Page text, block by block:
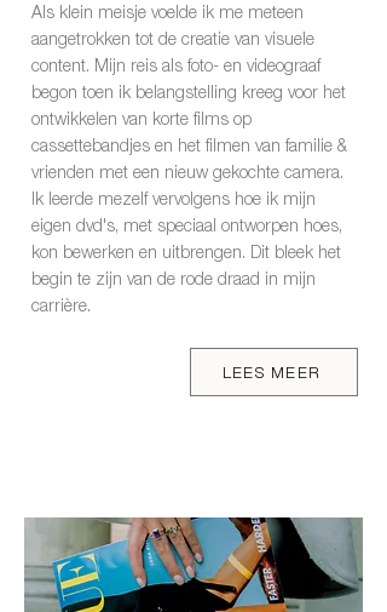
Als klein meisje voelde ik me meteen
aangetrokken tot de creatie van visuele
content. Mijn reis als foto- en videograaf
begon toen ik belangstelling kreeg voor het
ontwikkelen van korte films op
cassettebandjes en het filmen van familie &
vrienden met een nieuw gekochte camera.
Ik leerde mezelf vervolgens hoe ik mijn
eigen dvd's, met speciaal ontworpen hoes,
kon bewerken en uitbrengen. Dit bleek het
begin te zijn van de rode draad in mijn
carrière.
LEES MEER